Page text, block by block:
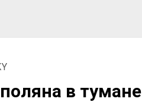
в тумане